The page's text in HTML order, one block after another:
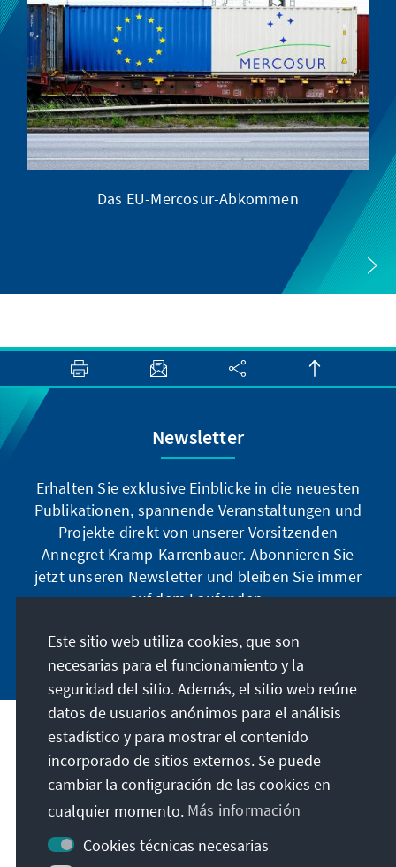
Das EU-Mercosur-Abkommen
Newsletter
Erhalten Sie exklusive Einblicke in die neuesten
Publikationen, spannende Veranstaltungen und
Projekte direkt von unserer Vorsitzenden
Annegret Kramp-Karrenbauer. Abonnieren Sie
jetzt unseren Newsletter und bleiben Sie immer
auf dem Laufenden.
Jetzt abonnieren
Nuestra misión
Contacto
Otras ofertas de la fundación
Este sitio web utiliza cookies, que son
necesarias para el funcionamiento y la
seguridad del sitio. Además, el sitio web reúne
datos de usuarios anónimos para el análisis
estadístico y para mostrar el contenido
incorporado de sitios externos. Se puede
cambiar la configuración de las cookies en
cualquier momento. Más información
Cookies técnicas necesarias